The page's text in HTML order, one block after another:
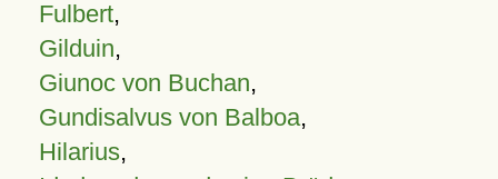
Fulbert,
Gilduin,
Giunoc von Buchan,
Gundisalvus von Balboa,
Hilarius,